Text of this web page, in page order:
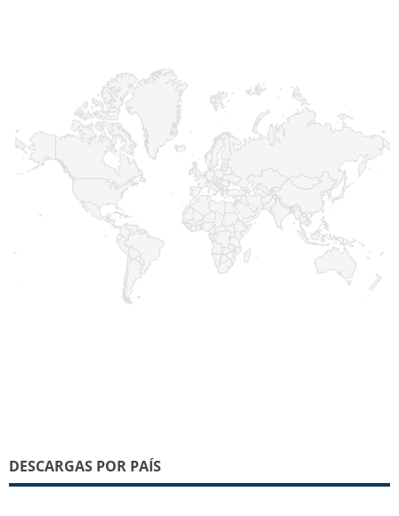
DESCARGAS POR PAÍS